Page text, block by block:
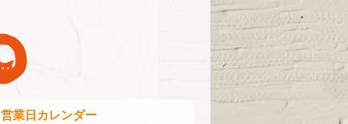
営業日カレンダー